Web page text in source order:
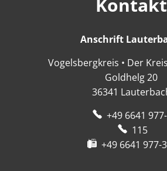
Kontakt
Anschrift
Vogelsbergkreis • Der
Goldhelg 20
36341
+49 6641
115
+49 6641 977-